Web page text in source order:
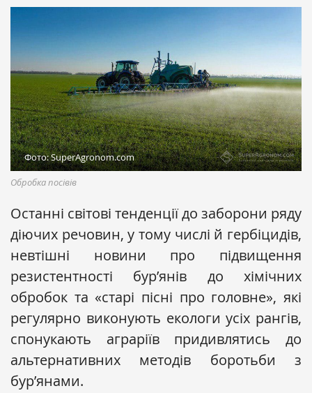
Фото: SuperAgronom.com
Обробка посівів
Останні світові тенденції до заборони ряду
діючих речовин, у тому числі й гербіцидів,
невтішні новини про підвищення
резистентності бур’янів до хімічних
обробок та «старі пісні про головне», які
регулярно виконують екологи усіх рангів,
спонукають аграріїв придивлятись до
альтернативних методів боротьби з
бур’янами.